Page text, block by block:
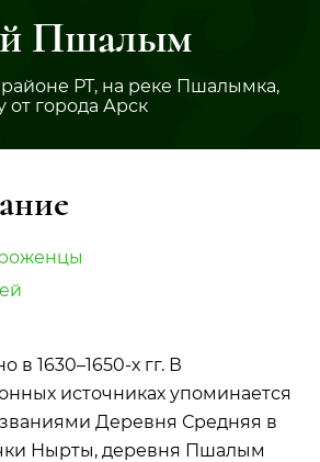
Пшалым
РТ, на реке Пшалымка,
от города Арск
в 1630–1650-х гг. В
источниках упоминается
Деревня Средняя в
Нырты, деревня Пшалым